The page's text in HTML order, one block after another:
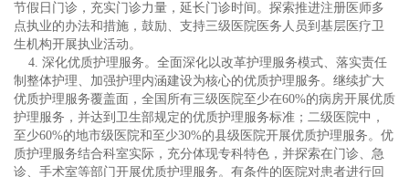
节假日门诊，充实门诊力量，延长门诊时间。探索推进注册医师多
点执业的办法和措施，鼓励、支持三级医院医务人员到基层医疗卫
生机构开展执业活动。
4. 深化优质护理服务。全面深化以改革护理服务模式、落实责任
制整体护理、加强护理内涵建设为核心的优质护理服务。继续扩大
优质护理服务覆盖面，全国所有三级医院至少在60%的病房开展优质
护理服务，并达到卫生部规定的优质护理服务标准；二级医院中，
至少60%的地市级医院和至少30%的县级医院开展优质护理服务。优
质护理服务结合科室实际，充分体现专科特色，并探索在门诊、急
诊、手术室等部门开展优质护理服务。有条件的医院对患者进行回